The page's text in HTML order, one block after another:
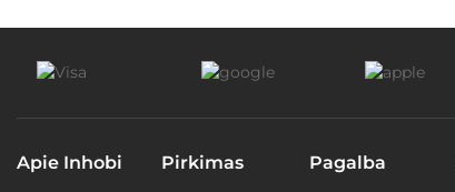
Apie Inhobi Pirkimas Pagalba